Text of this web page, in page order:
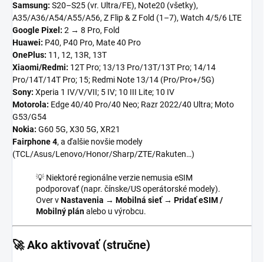
Samsung: S20–S25 (vr. Ultra/FE), Note20 (všetky),
A35/A36/A54/A55/A56, Z Flip & Z Fold (1–7), Watch 4/5/6 LTE
Google Pixel: 2 → 8 Pro, Fold
Huawei: P40, P40 Pro, Mate 40 Pro
OnePlus: 11, 12, 13R, 13T
Xiaomi/Redmi: 12T Pro; 13/13 Pro/13T/13T Pro; 14/14
Pro/14T/14T Pro; 15; Redmi Note 13/14 (Pro/Pro+/5G)
Sony: Xperia 1 IV/V/VII; 5 IV; 10 III Lite; 10 IV
Motorola: Edge 40/40 Pro/40 Neo; Razr 2022/40 Ultra; Moto
G53/G54
Nokia: G60 5G, X30 5G, XR21
Fairphone 4, a ďalšie novšie modely
(TCL/Asus/Lenovo/Honor/Sharp/ZTE/Rakuten…)
💡 Niektoré regionálne verzie nemusia eSIM
podporovať (napr. čínske/US operátorské modely).
Over vNastavenia → Mobilná sieť → Pridať eSIM /
Mobilný plánalebo u výrobcu.
🚀 Ako aktivovať (stručne)